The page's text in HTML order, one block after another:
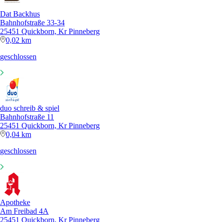
Dat Backhus
Bahnhofstraße 33-34
25451 Quickborn, Kr Pinneberg
0,02 km
geschlossen
duo schreib & spiel
Bahnhofstraße 11
25451 Quickborn, Kr Pinneberg
0,04 km
geschlossen
Apotheke
Am Freibad 4A
25451 Quickborn, Kr Pinneberg